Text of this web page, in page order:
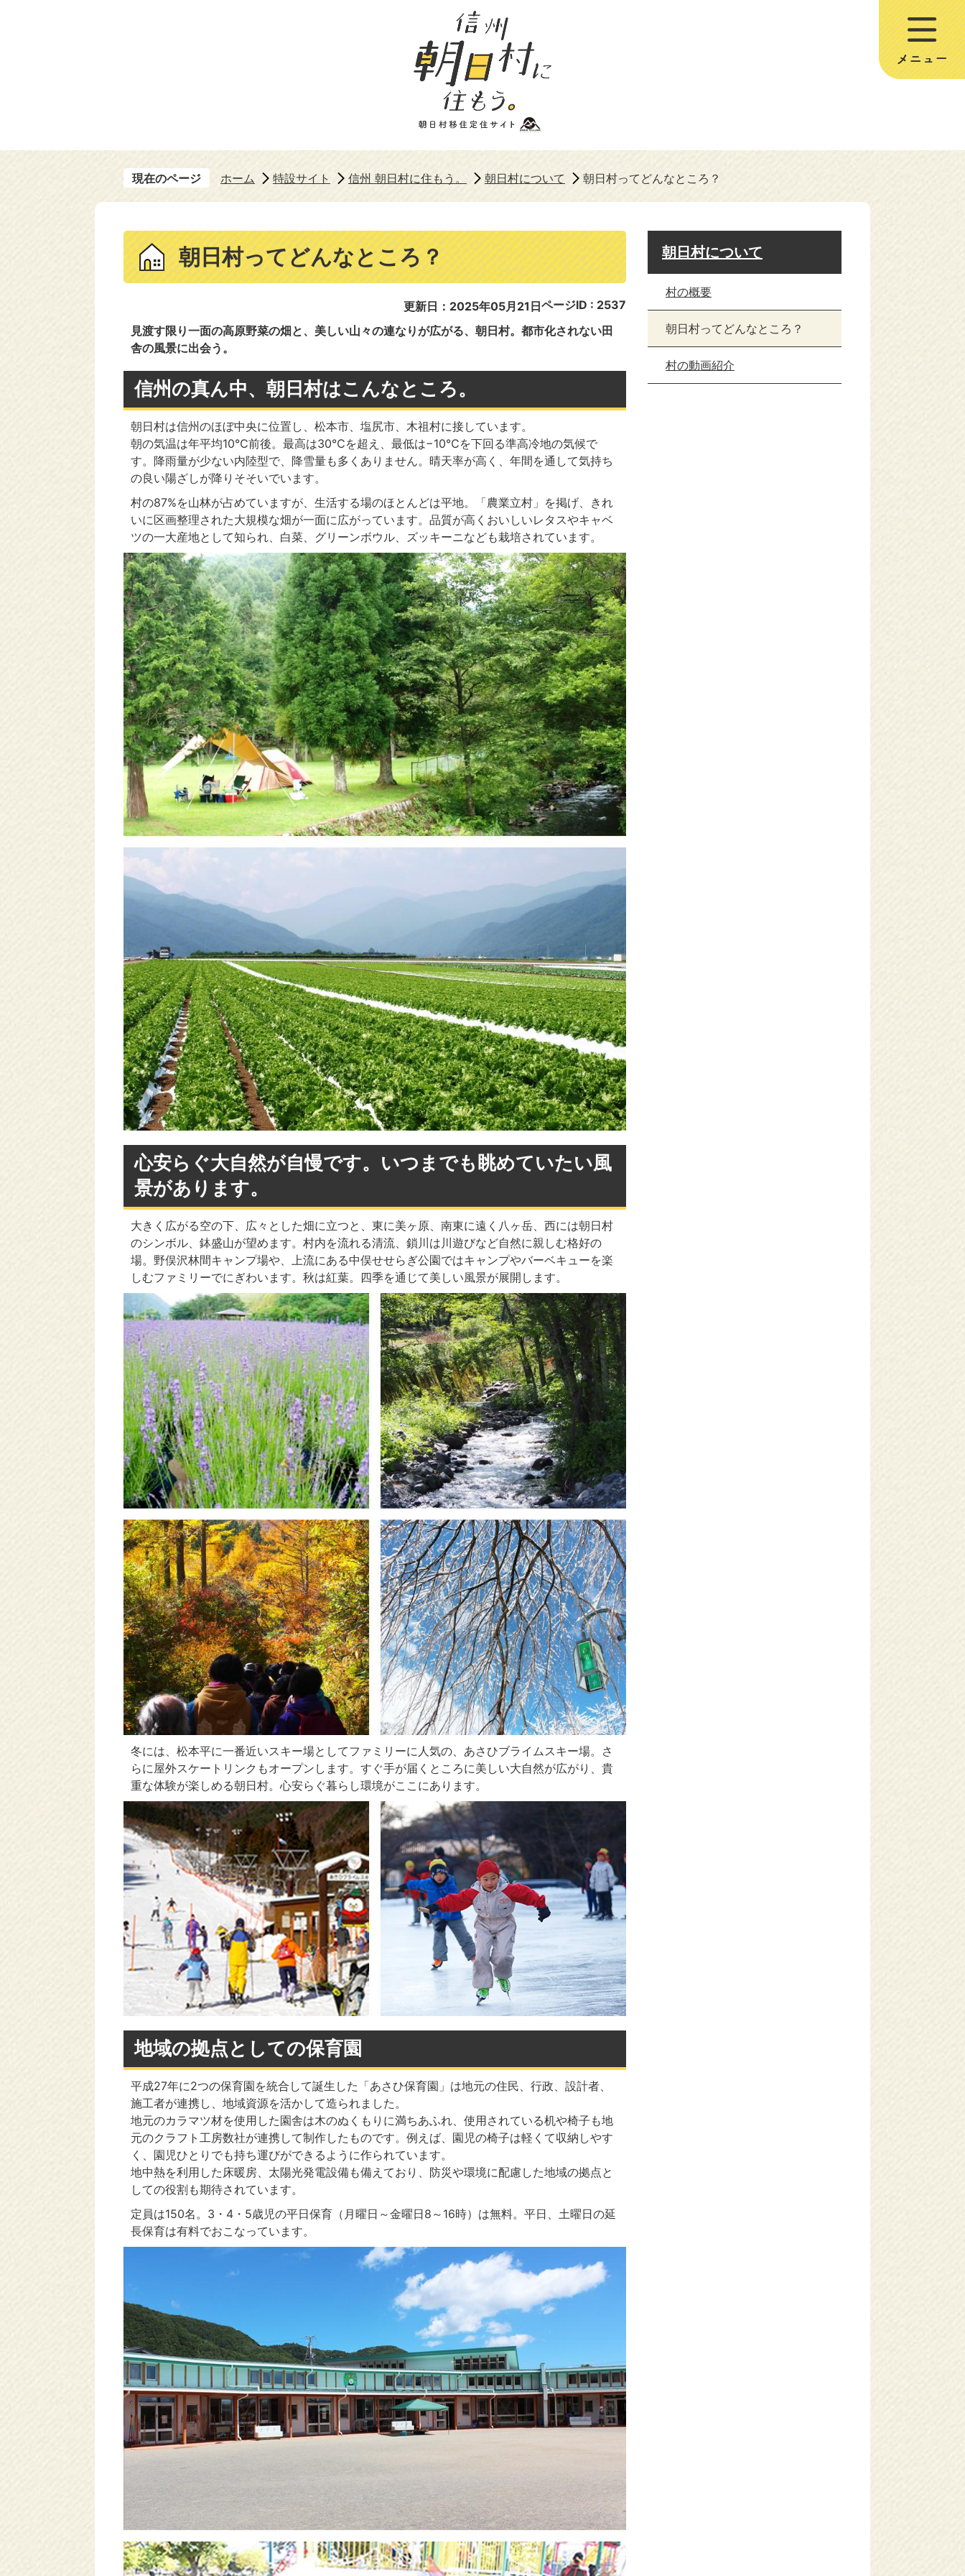
現在のページ ホーム 特設サイト 信州 朝日村に住もう。 朝日村について 朝日村ってどんなところ？
朝日村ってどんなところ？
更新日：2025年05月21日ページID : 2537
見渡す限り一面の高原野菜の畑と、美しい山々の連なりが広がる、朝日村。都市化されない田
舎の風景に出会う。
信州の真ん中、朝日村はこんなところ。
朝日村は信州のほぼ中央に位置し、松本市、塩尻市、木祖村に接しています。
朝の気温は年平均10℃前後。最高は30℃を超え、最低は−10℃を下回る準高冷地の気候で
す。降雨量が少ない内陸型で、降雪量も多くありません。晴天率が高く、年間を通して気持ち
の良い陽ざしが降りそそいでいます。
村の87%を山林が占めていますが、生活する場のほとんどは平地。「農業立村」を掲げ、きれ
いに区画整理された大規模な畑が一面に広がっています。品質が高くおいしいレタスやキャベ
ツの一大産地として知られ、白菜、グリーンボウル、ズッキーニなども栽培されています。
心安らぐ大自然が自慢です。いつまでも眺めていたい風
景があります。
大きく広がる空の下、広々とした畑に立つと、東に美ヶ原、南東に遠く八ヶ岳、西には朝日村
のシンボル、鉢盛山が望めます。村内を流れる清流、鎖川は川遊びなど自然に親しむ格好の
場。野俣沢林間キャンプ場や、上流にある中俣せせらぎ公園ではキャンプやバーベキューを楽
しむファミリーでにぎわいます。秋は紅葉。四季を通じて美しい風景が展開します。
冬には、松本平に一番近いスキー場としてファミリーに人気の、あさひブライムスキー場。さ
らに屋外スケートリンクもオープンします。すぐ手が届くところに美しい大自然が広がり、貴
重な体験が楽しめる朝日村。心安らぐ暮らし環境がここにあります。
地域の拠点としての保育園
平成27年に2つの保育園を統合して誕生した「あさひ保育園」は地元の住民、行政、設計者、
施工者が連携し、地域資源を活かして造られました。
地元のカラマツ材を使用した園舎は木のぬくもりに満ちあふれ、使用されている机や椅子も地
元のクラフト工房数社が連携して制作したものです。例えば、園児の椅子は軽くて収納しやす
く、園児ひとりでも持ち運びができるように作られています。
地中熱を利用した床暖房、太陽光発電設備も備えており、防災や環境に配慮した地域の拠点と
しての役割も期待されています。
定員は150名。3・4・5歳児の平日保育（月曜日～金曜日8～16時）は無料。平日、土曜日の延
長保育は有料でおこなっています。
朝日村について
村の概要
朝日村ってどんなところ？
村の動画紹介